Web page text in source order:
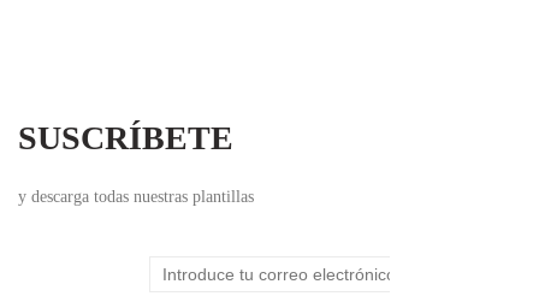
SUSCRÍBETE
y descarga todas nuestras plantillas